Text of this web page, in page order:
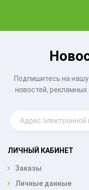
Подпишитесь на
новостей,
ЛИЧНЫЙ КАБИНЕТ
Заказы
Личные данные